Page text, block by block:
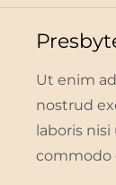
Ut enim
nostrud
laboris
commodo